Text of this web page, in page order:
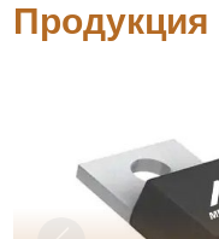
Продукция